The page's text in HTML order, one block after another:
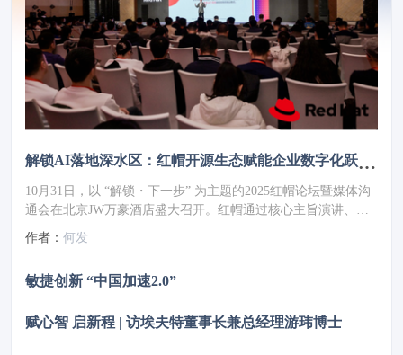
解锁AI落地深水区：红帽开源生态赋能企业数字化跃迁 ——2025红帽论坛重磅发布车用OS
10月31日，以 “解锁・下一步” 为主题的2025红帽论坛暨媒体沟
通会在北京JW万豪酒店盛大召开。红帽通过核心主旨演讲、重
磅新品发布、权威报告解读及高层对话，全方位展现了其以开源
技术破解行业痛点、引领企业数字化转型的实力与愿景，为 AI
作者： 何发
敏捷创新 “中国加速2.0”
赋心智 启新程 | 访埃夫特董事长兼总经理游玮博士